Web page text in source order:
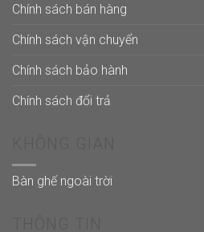
Chính sách bán hàng
Chính sách vận chuyển
Chính sách bảo hành
Chính sách đổi trả
Bàn ghế ngoài trời